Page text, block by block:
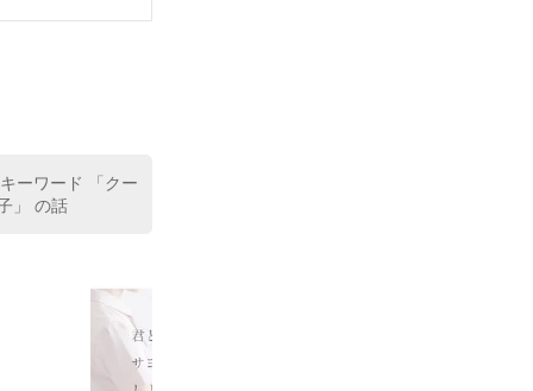
居まで提案
ーワード 「クー
」 の話